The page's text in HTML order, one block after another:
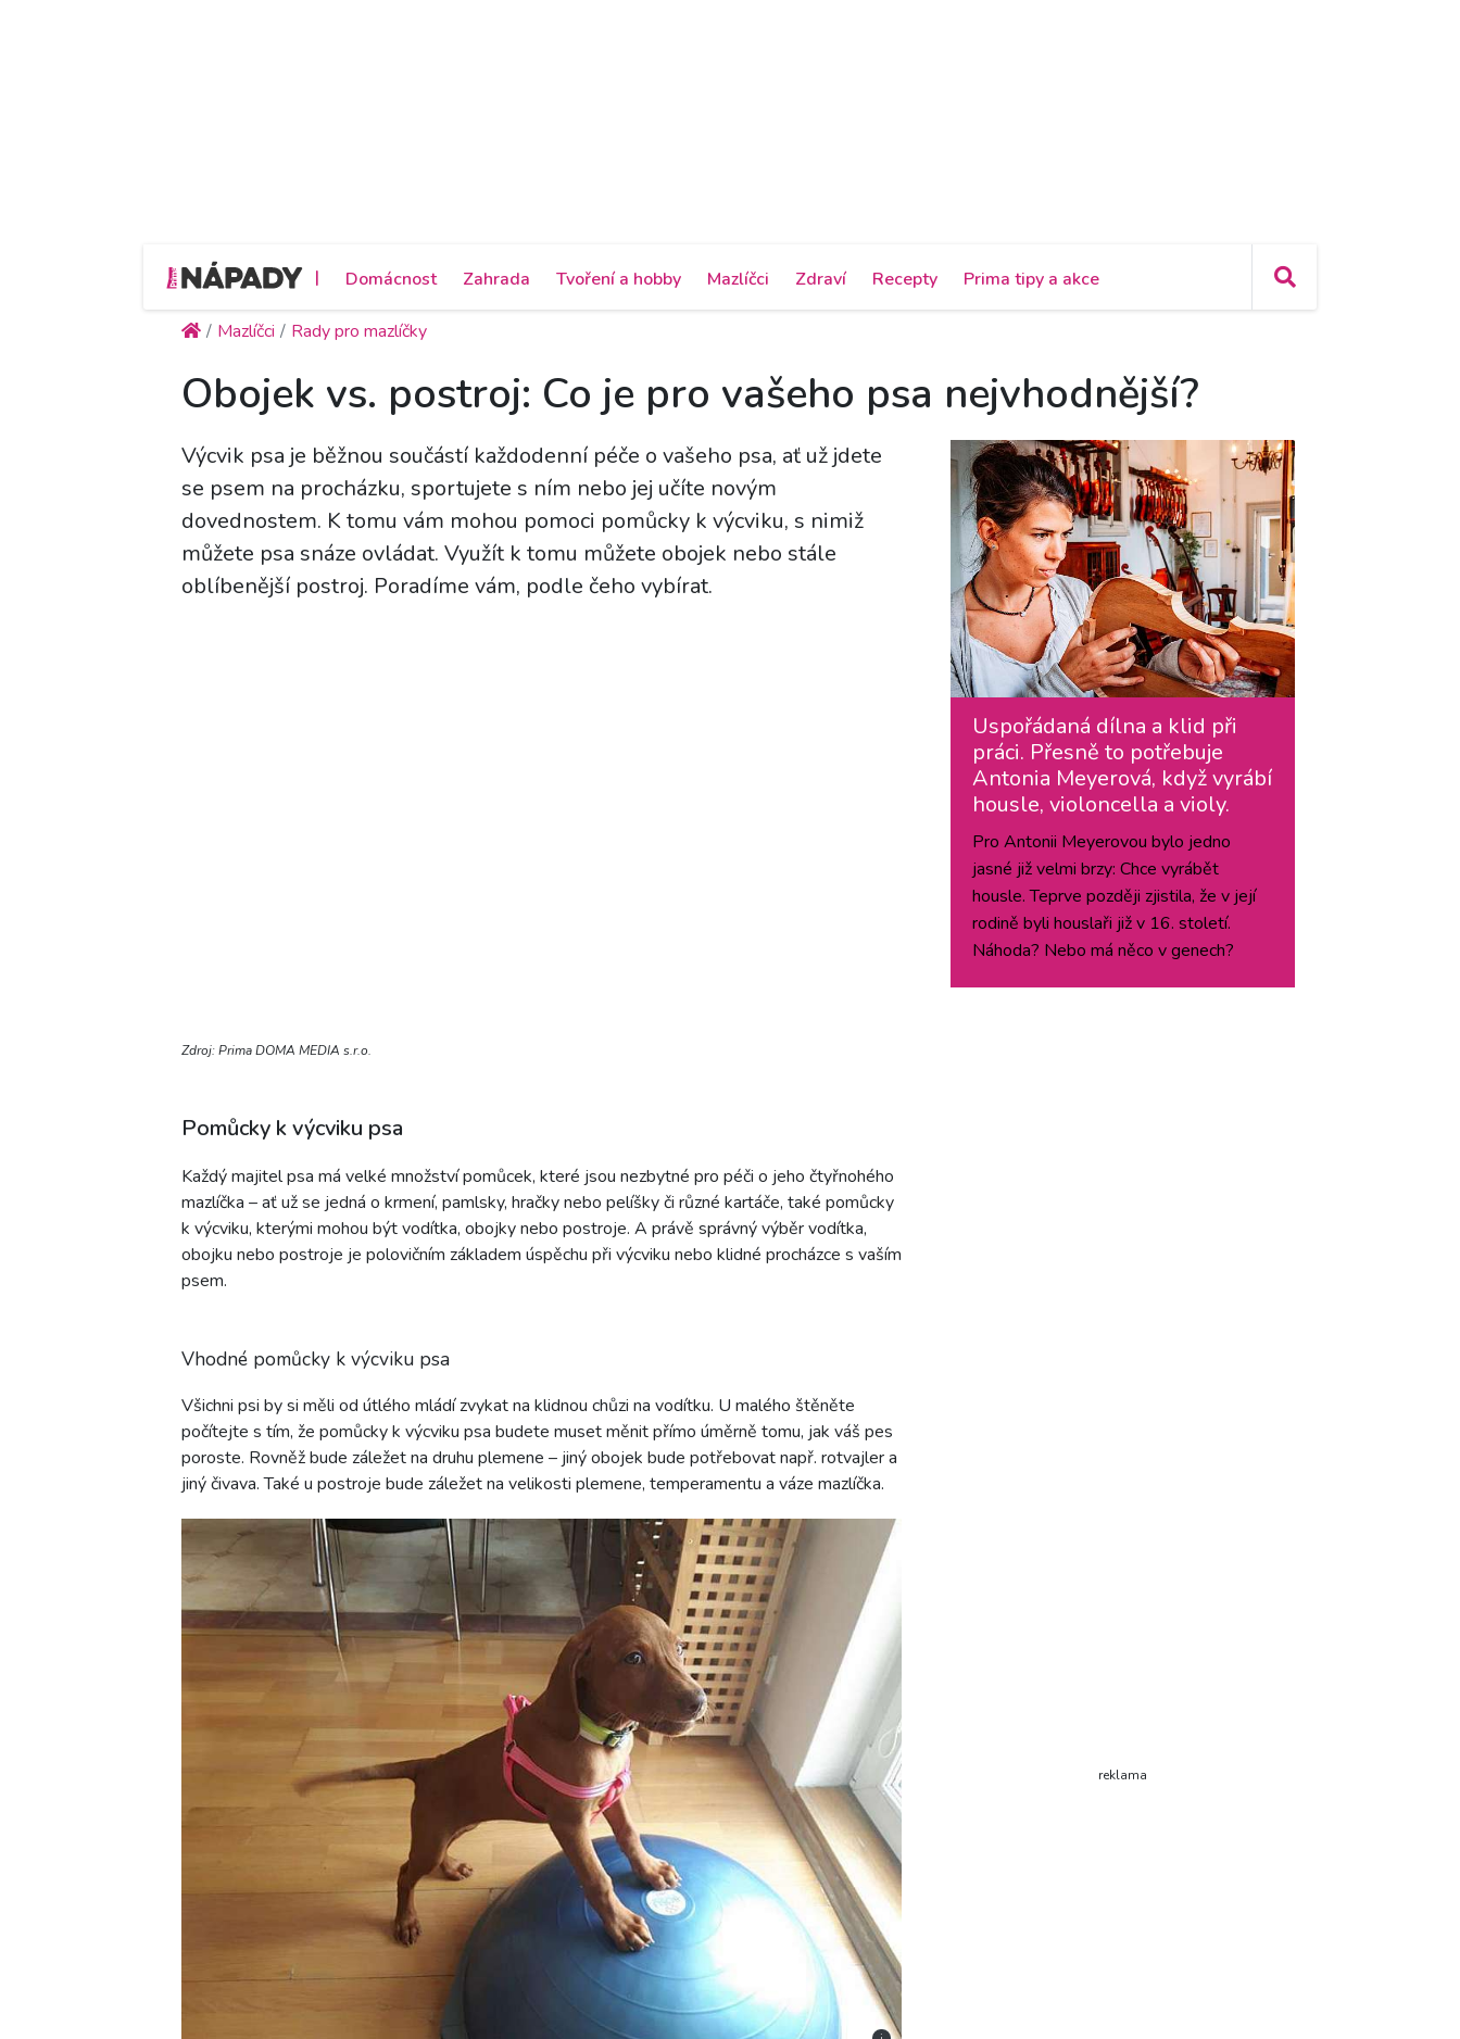
| Domácnost Zahrada Tvoření a hobby Mazlíčci Zdraví Recepty Prima tipy a akce
Mazlíčci Rady pro mazlíčky
Obojek vs. postroj: Co je pro vašeho psa nejvhodnější?
Výcvik psa je běžnou součástí každodenní péče o vašeho psa, ať už jdete
se psem na procházku, sportujete s ním nebo jej učíte novým
dovednostem. K tomu vám mohou pomoci pomůcky k výcviku, s nimiž
můžete psa snáze ovládat. Využít k tomu můžete obojek nebo stále
oblíbenější postroj. Poradíme vám, podle čeho vybírat.
Zdroj: Prima DOMA MEDIA s.r.o.
Pomůcky k výcviku psa
Každý majitel psa má velké množství pomůcek, které jsou nezbytné pro péči o jeho čtyřnohého
mazlíčka – ať už se jedná o krmení, pamlsky, hračky nebo pelíšky či různé kartáče, také pomůcky
k výcviku, kterými mohou být vodítka, obojky nebo postroje. A právě správný výběr vodítka,
obojku nebo postroje je polovičním základem úspěchu při výcviku nebo klidné procházce s vaším
psem.
Vhodné pomůcky k výcviku psa
Všichni psi by si měli od útlého mládí zvykat na klidnou chůzi na vodítku. U malého štěněte
počítejte s tím, že pomůcky k výcviku psa budete muset měnit přímo úměrně tomu, jak váš pes
poroste. Rovněž bude záležet na druhu plemene – jiný obojek bude potřebovat např. rotvajler a
jiný čivava. Také u postroje bude záležet na velikosti plemene, temperamentu a váze mazlíčka.
Uspořádaná dílna a klid při
práci. Přesně to potřebuje
Antonia Meyerová, když vyrábí
housle, violoncella a violy.
Pro Antonii Meyerovou bylo jedno
jasné již velmi brzy: Chce vyrábět
housle. Teprve později zjistila, že v její
rodině byli houslaři již v 16. století.
Náhoda? Nebo má něco v genech?
reklama